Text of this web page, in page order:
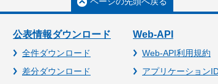
公表情報ダウンロード
全件ダウンロード
差分ダウンロード
Web-API
Web-API利用規約
アプリケーション